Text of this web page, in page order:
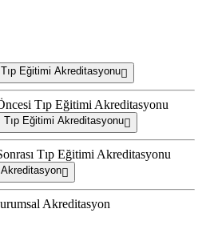
Eğitimi Akreditasyonu
Tıp Eğitimi Akreditasyonu
Tıp Eğitimi Akreditasyonu
Tıp Eğitimi Akreditasyonu
Akreditasyon